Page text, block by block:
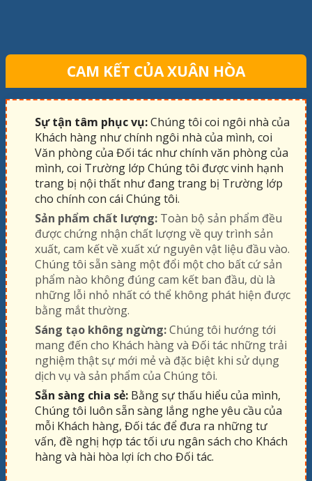
CAM KẾT CỦA XUÂN HÒA
Sự tận tâm phục vụ:Chúng tôi coi ngôi nhà của
Khách hàng như chính ngôi nhà của mình, coi
Văn phòng của Đối tác như chính văn phòng của
mình, coi Trường lớp Chúng tôi được vinh hạnh
trang bị nội thất như đang trang bị Trường lớp
cho chính con cái Chúng tôi.
Sản phẩm chất lượng: Toàn bộ sản phẩm đều
được chứng nhận chất lượng về quy trình sản
xuất, cam kết về xuất xứ nguyên vật liệu đầu vào.
Chúng tôi sẵn sàng một đổi một cho bất cứ sản
phẩm nào không đúng cam kết ban đầu, dù là
những lỗi nhỏ nhất có thể không phát hiện được
bằng mắt thường.
Sáng tạo không ngừng:Chúng tôi hướng tới
mang đến cho Khách hàng và Đối tác những trải
nghiệm thật sự mới mẻ và đặc biệt khi sử dụng
dịch vụ và sản phẩm của Chúng tôi.
Sẵn sàng chia sẻ: Bằng sự thấu hiểu của mình,
Chúng tôi luôn sẵn sàng lắng nghe yêu cầu của
mỗi Khách hàng, Đối tác để đưa ra những tư
vấn, đề nghị hợp tác tối ưu ngân sách cho Khách
hàng và hài hòa lợi ích cho Đối tác.